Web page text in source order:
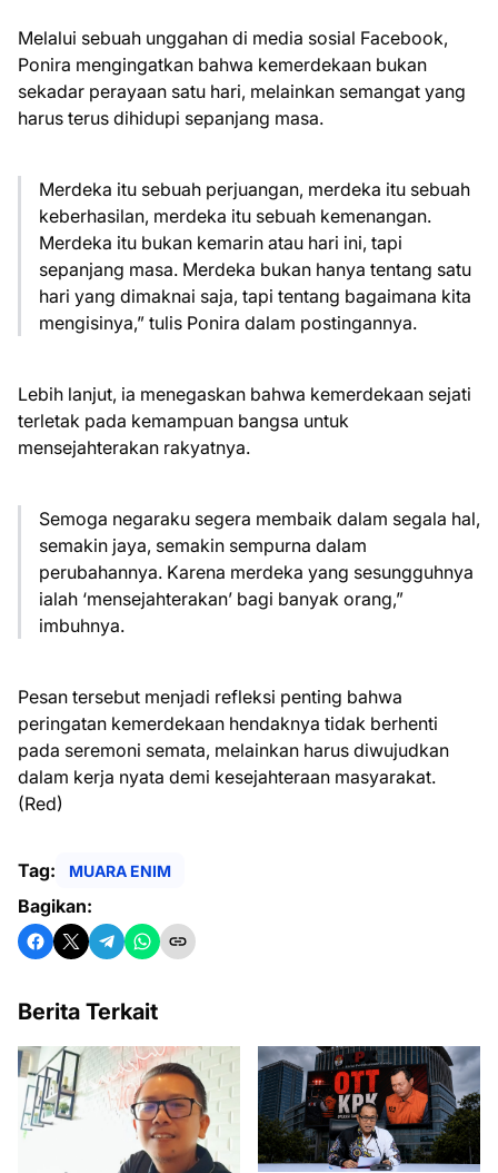
Melalui sebuah unggahan di media sosial Facebook,
Ponira mengingatkan bahwa kemerdekaan bukan
sekadar perayaan satu hari, melainkan semangat yang
harus terus dihidupi sepanjang masa.
Merdeka itu sebuah perjuangan, merdeka itu sebuah
keberhasilan, merdeka itu sebuah kemenangan.
Merdeka itu bukan kemarin atau hari ini, tapi
sepanjang masa. Merdeka bukan hanya tentang satu
hari yang dimaknai saja, tapi tentang bagaimana kita
mengisinya,” tulis Ponira dalam postingannya.
Lebih lanjut, ia menegaskan bahwa kemerdekaan sejati
terletak pada kemampuan bangsa untuk
mensejahterakan rakyatnya.
Semoga negaraku segera membaik dalam segala hal,
semakin jaya, semakin sempurna dalam
perubahannya. Karena merdeka yang sesungguhnya
ialah ‘mensejahterakan’ bagi banyak orang,”
imbuhnya.
Pesan tersebut menjadi refleksi penting bahwa
peringatan kemerdekaan hendaknya tidak berhenti
pada seremoni semata, melainkan harus diwujudkan
dalam kerja nyata demi kesejahteraan masyarakat.
(Red)
Tag: MUARA ENIM
Bagikan:
Berita Terkait